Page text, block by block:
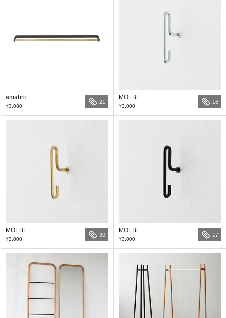
amabro
¥3,080
21
MOEBE
¥3,000
16
MOEBE
¥3,000
30
MOEBE
¥3,000
17